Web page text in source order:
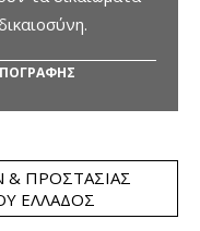
ΠΡΟΣΤΑΣΊΑΣ
ΕΛΛΆΔΟΣ